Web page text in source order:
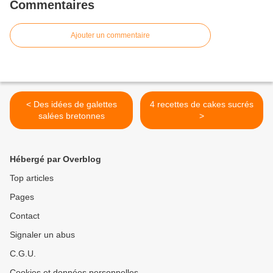
Commentaires
Ajouter un commentaire
< Des idées de galettes
salées bretonnes
4 recettes de cakes sucrés
>
Hébergé par Overblog
Top articles
Pages
Contact
Signaler un abus
C.G.U.